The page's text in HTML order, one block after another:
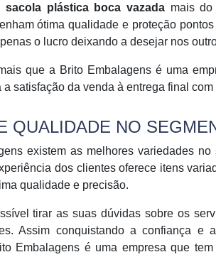
sacola plástica boca vazadamais do
ótima qualidade e proteção
o lucro deixando a desejar nos
que a Brito Embalagens é uma
a satisfação da venda à entrega final
QUALIDADE NO
existem as melhores variedades
dos clientes oferece itens
qualidade e precisão.
tirar as suas dúvidas sobre os
Assim conquistando a confiança
Embalagens é uma empresa que